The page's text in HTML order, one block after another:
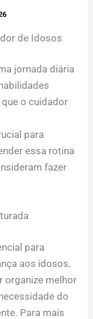
de Idosos
jornada diária
o cuidador
para
essa rotina
fazer
para
aos idosos.
organize melhor
do
Para mais